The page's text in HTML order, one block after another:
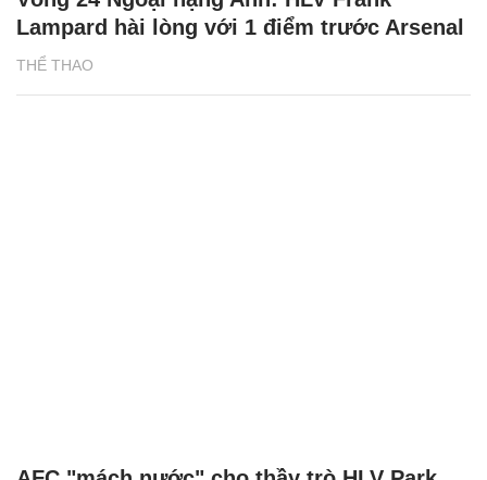
THỂ THAO
Lampard hài lòng với 1 điểm trước Arsenal